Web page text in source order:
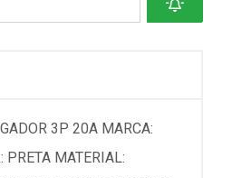
3P 20A MARCA:
PRETA MATERIAL: